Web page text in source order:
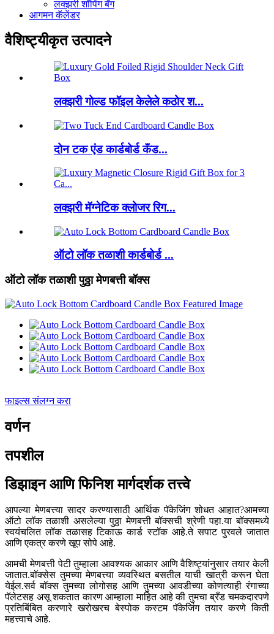
लक्झरी शॉपिंग बॅग
आगमन कॅलेंडर
वैशिष्ट्यीकृत उत्पादने
लक्झरी गोल्ड फॉइल केलेले कठोर श...
दोन टक एंड कार्डबोर्ड कॅंड...
लक्झरी मॅग्नेटिक क्लोजर रिग...
ऑटो लॉक तळाशी कार्डबोर्ड ...
ऑटो लॉक तळाशी पुठ्ठा मेणबत्ती बॉक्स
फाइल्स संलग्न करा
वर्णन
तपशील
डिझाइन आणि फिनिश मार्गदर्शक तत्त्वे
आपल्या मेणबत्त्या सादर करण्यासाठी आर्थिक पॅकेजिंग शोधत आहात?आमच्या
ऑटो लॉक तळाशी असलेल्या पुठ्ठा मेणबत्ती बॉक्सची श्रेणी पहा.या बॉक्समध्ये
स्वयंचलित लॉक तळासह टिकाऊ कार्ड स्टॉक आहे.ते सपाट पुरवले जातात
आणि एकत्र करणे खूप सोपे आहे.
आमची मेणबत्ती पेटी तुम्हाला आवश्यक आकार आणि वैशिष्ट्यांनुसार तयार केली
जातात.बॉक्सेस तुमच्या मेणबत्त्या व्यवस्थित बसतील याची खात्री करून घेता
येईल.सर्व बॉक्स तुमच्या लोगोसह आणि तुमच्या आवडीच्या कोणत्याही रंगाच्या
पॅलेटसह असू शकतात कारण आम्हाला माहित आहे की तुमचा ब्रँड चमकदारपणे
प्रतिबिंबित करणारे खरोखरच बेस्पोक कस्टम पॅकेजिंग तयार करणे किती
महत्त्वाचे आहे.